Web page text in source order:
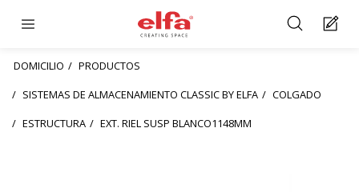
DOMICILIO
PRODUCTOS
SISTEMAS DE ALMACENAMIENTO CLASSIC BY ELFA
COLGADO
ESTRUCTURA
EXT. RIEL SUSP BLANCO1148MM